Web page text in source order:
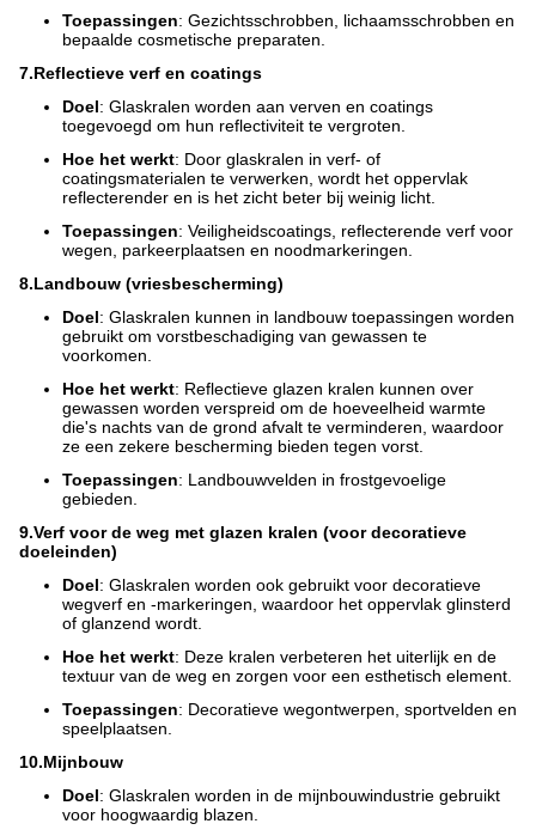
Toepassingen: Gezichtsschrobben, lichaamsschrobben en
bepaalde cosmetische preparaten.
7.Reflectieve verf en coatings
Doel: Glaskralen worden aan verven en coatings
toegevoegd om hun reflectiviteit te vergroten.
Hoe het werkt: Door glaskralen in verf- of
coatingsmaterialen te verwerken, wordt het oppervlak
reflecterender en is het zicht beter bij weinig licht.
Toepassingen: Veiligheidscoatings, reflecterende verf voor
wegen, parkeerplaatsen en noodmarkeringen.
8.Landbouw (vriesbescherming)
Doel: Glaskralen kunnen in landbouw toepassingen worden
gebruikt om vorstbeschadiging van gewassen te
voorkomen.
Hoe het werkt: Reflectieve glazen kralen kunnen over
gewassen worden verspreid om de hoeveelheid warmte
die's nachts van de grond afvalt te verminderen, waardoor
ze een zekere bescherming bieden tegen vorst.
Toepassingen: Landbouwvelden in frostgevoelige
gebieden.
9.Verf voor de weg met glazen kralen (voor decoratieve
doeleinden)
Doel: Glaskralen worden ook gebruikt voor decoratieve
wegverf en -markeringen, waardoor het oppervlak glinsterd
of glanzend wordt.
Hoe het werkt: Deze kralen verbeteren het uiterlijk en de
textuur van de weg en zorgen voor een esthetisch element.
Toepassingen: Decoratieve wegontwerpen, sportvelden en
speelplaatsen.
10.Mijnbouw
Doel: Glaskralen worden in de mijnbouwindustrie gebruikt
voor hoogwaardig blazen.